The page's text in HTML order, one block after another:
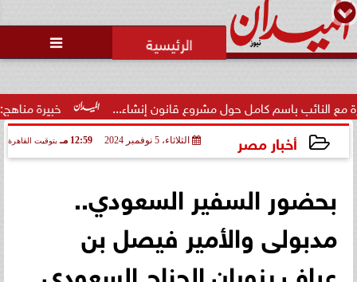

خبيرة مناهج: حداثة باسم كامل حول مشروع قانون إنشاء...
أخبار مصر الثلاثاء، 5 نوفمبر 2024 12:59 مـ بتوقيت القاهرة
بحضور السفير السعودي..
مدبولى والأمير فيصل بن